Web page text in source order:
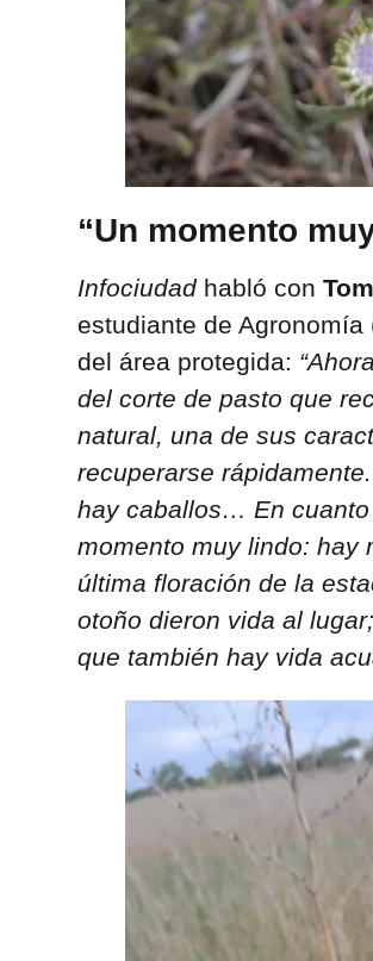
“Un momento
Infociudadhabló con
estudiante de
del área protegida:
del corte de pasto que
natural, una de sus
recuperarse
hay caballos… En
momento muy lindo: hay
última floración de la
otoño dieron vida al
que también hay vida